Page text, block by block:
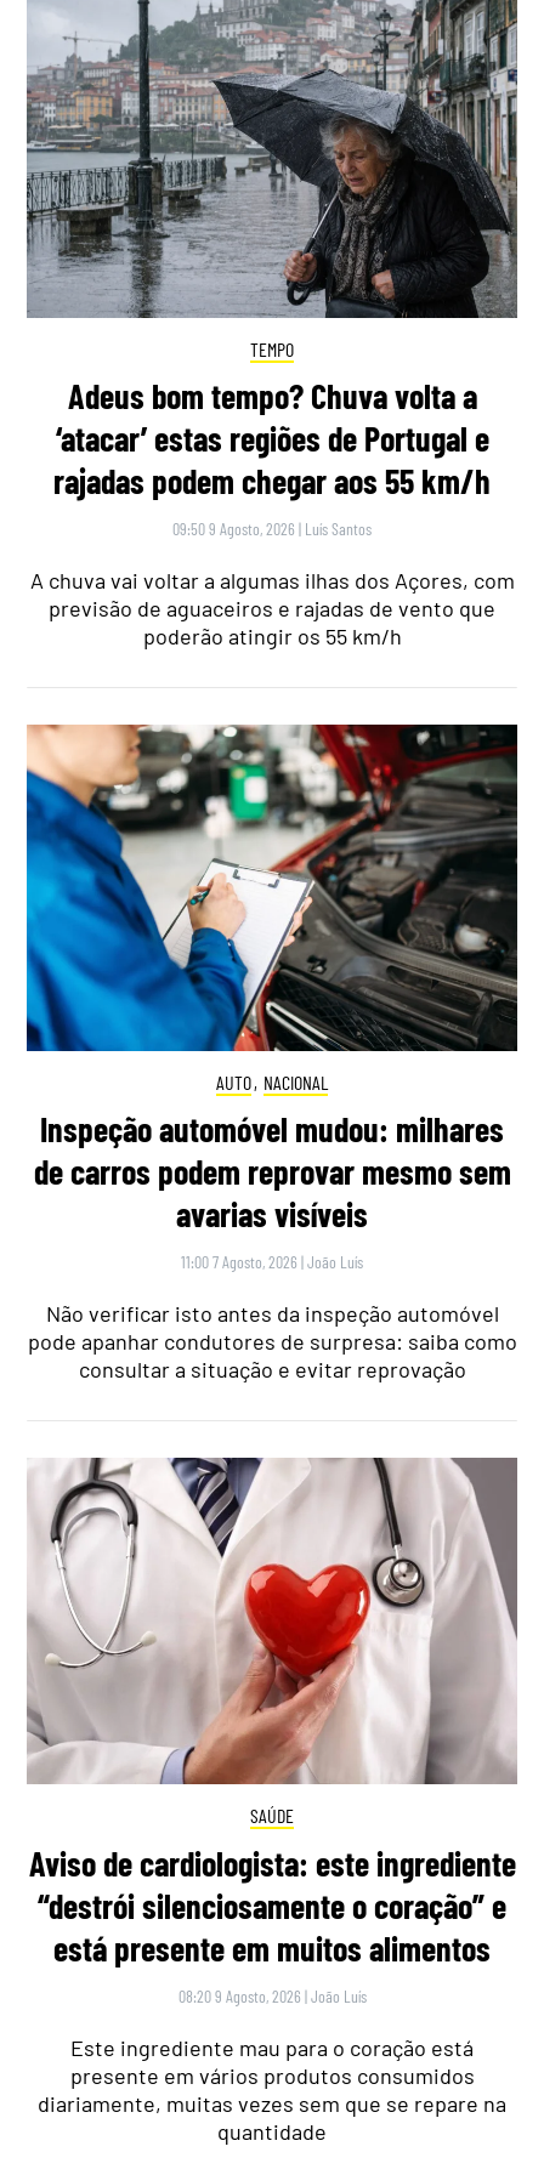
TEMPO
Adeus bom tempo? Chuva volta a
‘atacar’ estas regiões de Portugal e
rajadas podem chegar aos 55 km/h
09:50 9 Agosto, 2026 | Luís Santos
A chuva vai voltar a algumas ilhas dos Açores, com
previsão de aguaceiros e rajadas de vento que
poderão atingir os 55 km/h
AUTO, NACIONAL
Inspeção automóvel mudou: milhares
de carros podem reprovar mesmo sem
avarias visíveis
11:00 7 Agosto, 2026 |João Luís
Não verificar isto antes da inspeção automóvel
pode apanhar condutores de surpresa: saiba como
consultar a situação e evitar reprovação
SAÚDE
Aviso de cardiologista: este ingrediente
“destrói silenciosamente o coração” e
está presente em muitos alimentos
08:20 9 Agosto, 2026 |João Luís
Este ingrediente mau para o coração está
presente em vários produtos consumidos
diariamente, muitas vezes sem que se repare na
quantidade